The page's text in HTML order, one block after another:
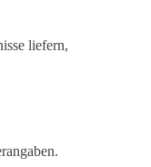
liefern,